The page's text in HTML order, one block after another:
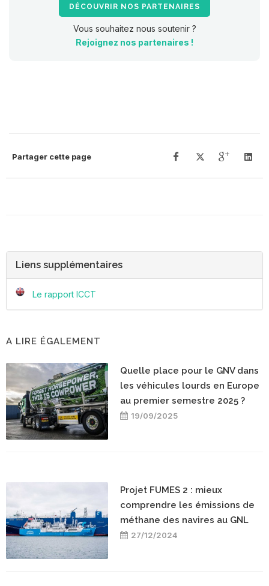
DÉCOUVRIR NOS PARTENAIRES
Vous souhaitez nous soutenir ?
Rejoignez nos partenaires !
Partager cette page
Liens supplémentaires
Le rapport ICCT
A LIRE ÉGALEMENT
Quelle place pour le GNV dans
les véhicules lourds en Europe
au premier semestre 2025 ?
19/09/2025
Projet FUMES 2 : mieux
comprendre les émissions de
méthane des navires au GNL
27/12/2024